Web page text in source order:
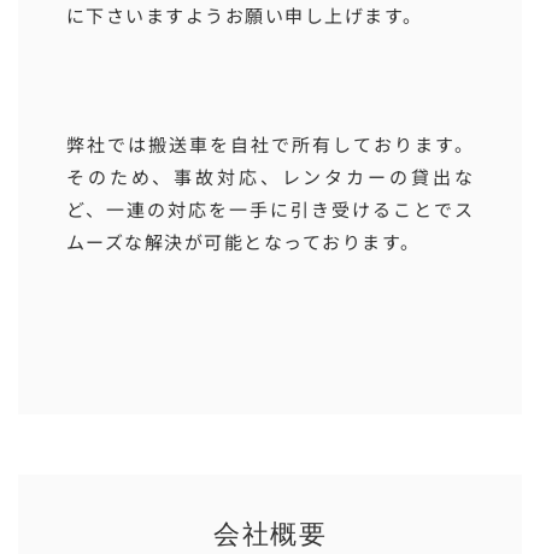
に下さいますようお願い申し上げます。
弊社では搬送車を自社で所有しております。
そのため、事故対応、レンタカーの貸出な
ど、一連の対応を一手に引き受けることでス
ムーズな解決が可能となっております。
会社概要